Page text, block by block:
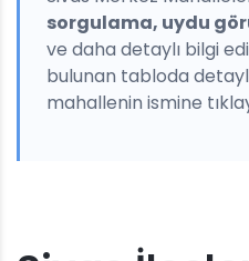
sorgulama, uydu
ve daha detaylı bilgi
bulunan tabloda
mahallenin ismine